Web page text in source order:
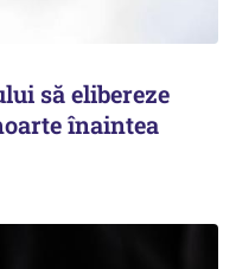
să elibereze
înaintea